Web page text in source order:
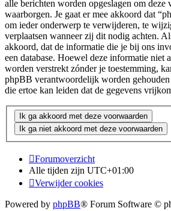
alle berichten worden opgeslagen om deze
waarborgen. Je gaat er mee akkoord dat
om ieder onderwerp te verwijderen, te
verplaatsen wanneer zij dit nodig achten.
akkoord, dat de informatie die je bij ons
een database. Hoewel deze informatie niet
worden verstrekt zónder je toestemming,
phpBB verantwoordelijk worden
die ertoe kan leiden dat de gegevens
Forumoverzicht
Alle tijden zijn UTC+01:00
Verwijder cookies
Powered by phpBB® Forum Software ©